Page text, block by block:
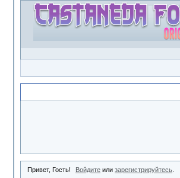
Привет, Гость! Войдите илизарегистрируйтесь